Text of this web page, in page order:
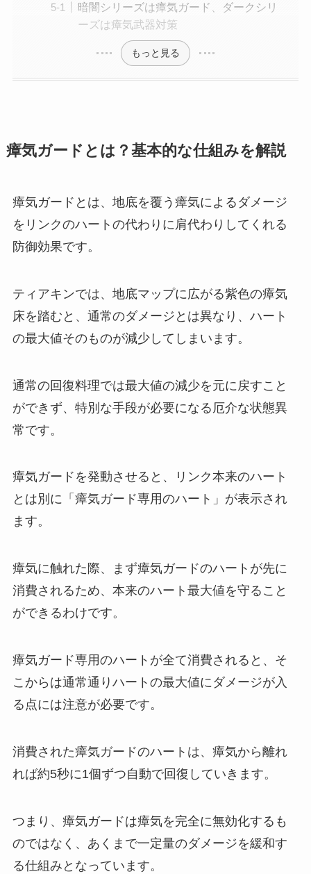
暗闇シリーズは瘴気ガード、ダークシリ
ーズは瘴気武器対策
もっと見る
瘴気ガードとは？基本的な仕組みを解説
瘴気ガードとは、地底を覆う瘴気によるダメージ
をリンクのハートの代わりに肩代わりしてくれる
防御効果です。
ティアキンでは、地底マップに広がる紫色の瘴気
床を踏むと、通常のダメージとは異なり、ハート
の最大値そのものが減少してしまいます。
通常の回復料理では最大値の減少を元に戻すこと
ができず、特別な手段が必要になる厄介な状態異
常です。
瘴気ガードを発動させると、リンク本来のハート
とは別に「瘴気ガード専用のハート」が表示され
ます。
瘴気に触れた際、まず瘴気ガードのハートが先に
消費されるため、本来のハート最大値を守ること
ができるわけです。
瘴気ガード専用のハートが全て消費されると、そ
こからは通常通りハートの最大値にダメージが入
る点には注意が必要です。
消費された瘴気ガードのハートは、瘴気から離れ
れば約5秒に1個ずつ自動で回復していきます。
つまり、瘴気ガードは瘴気を完全に無効化するも
のではなく、あくまで一定量のダメージを緩和す
る仕組みとなっています。